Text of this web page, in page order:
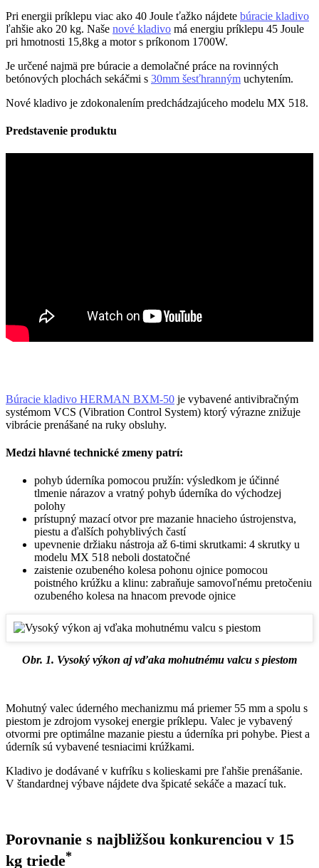
Pri energii príklepu viac ako 40 Joule ťažko nájdete búracie kladivo
ľahšie ako 20 kg. Naše nové kladivo má energiu príklepu 45 Joule
pri hmotnosti 15,8kg a motor s príkonom 1700W.
Je určené najmä pre búracie a demolačné práce na rovinných
betónových plochách sekáčmi s 30mm šesťhranným uchytením.
Nové kladivo je zdokonalením predchádzajúceho modelu MX 518.
Predstavenie produktu
Búracie kladivo HERMAN BXM-50 je vybavené antivibračným
systémom VCS (Vibration Control System) ktorý výrazne znižuje
vibrácie prenášané na ruky obsluhy.
Medzi hlavné technické zmeny patrí:
pohyb úderníka pomocou pružín: výsledkom je účinné
tlmenie nárazov a vratný pohyb úderníka do východzej
polohy
prístupný mazací otvor pre mazanie hnacieho ústrojenstva,
piestu a ďalších pohyblivých častí
upevnenie držiaku nástroja až 6-timi skrutkami: 4 skrutky u
modelu MX 518 neboli dostatočné
zaistenie ozubeného kolesa pohonu ojnice pomocou
poistného krúžku a klinu: zabraňuje samovoľnému pretočeniu
ozubeného kolesa na hnacom prevode ojnice
Obr. 1. Vysoký výkon aj vďaka mohutnému valcu s piestom
Mohutný valec úderného mechanizmu má priemer 55 mm a spolu s
piestom je zdrojom vysokej energie príklepu. Valec je vybavený
otvormi pre optimálne mazanie piestu a úderníka pri pohybe. Piest a
úderník sú vybavené tesniacimi krúžkami.
Kladivo je dodávané v kufríku s kolieskami pre ľahšie prenášanie.
V štandardnej výbave nájdete dva špicaté sekáče a mazací tuk.
Porovnanie s najbližšou konkurenciou v 15
kg triede*